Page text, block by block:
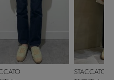
STACCATO